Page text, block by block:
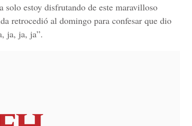
solo estoy disfrutando de este maravilloso
retrocedió al domingo para confesar que dio
ja, ja, ja”.